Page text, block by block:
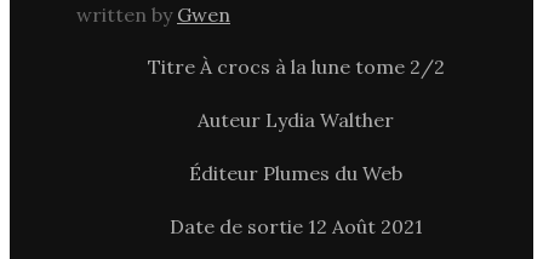
written by Gwen
Titre À crocs à la lune tome 2/2
Auteur Lydia Walther
Éditeur Plumes du Web
Date de sortie 12 Août 2021